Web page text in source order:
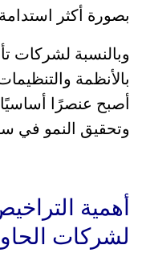
بصورة أكثر
وبالنسبة لشركات
بالأنظمة
أصبح عنصرًا
وتحقيق النمو في
أهمية
لشركات